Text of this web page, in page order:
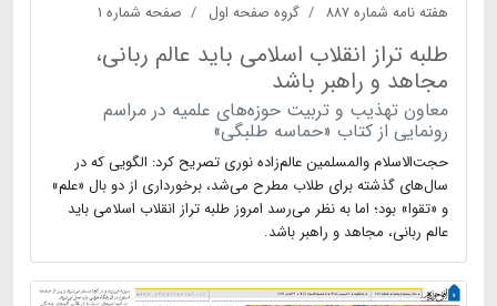
هفته نامه شماره ۸۸۷ گروه صفحه اول صفحه شماره ۱
طلبه تراز انقلاب اسلامی باید عالم ربانی،
مجاهد و راهبر باشد
معاون تهذیب و تربیت حوزه‌های علمیه در مراسم
رونمایی از کتاب «حماسه طلبگی»
حجت‌الاسلام والمسلمین عالم‌زاده ‌نوری تصریح کرد: الگویی که در
سال‌های گذشته برای طلاب مطرح می‌شد، برخورداری از دو بال «علم»
و «تقوا» بود؛ اما به نظر می‌رسد امروز طلبه تراز انقلاب اسلامی باید
عالم ربانی، مجاهد و راهبر باشد.